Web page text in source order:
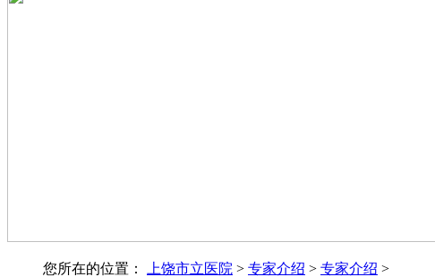
您所在的位置： 上饶市立医院 > 专家介绍 > 专家介绍 >